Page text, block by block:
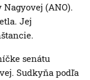
(ANO).
Jej
senátu
Sudkyňa podľa